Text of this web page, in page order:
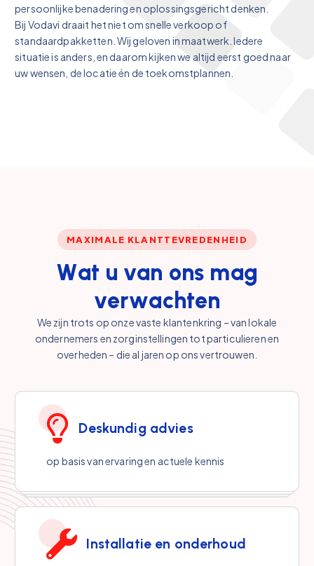
persoonlijke benadering en oplossingsgericht denken.
Bij Vodavi draait het niet om snelle verkoop of
standaardpakketten. Wij geloven in maatwerk. Iedere
situatie is anders, en daarom kijken we altijd eerst goed naar
uw wensen, de locatie én de toekomstplannen.
MAXIMALE KLANTTEVREDENHEID
Wat u van ons mag
verwachten
We zijn trots op onze vaste klantenkring – van lokale
ondernemers en zorginstellingen tot particulieren en
overheden – die al jaren op ons vertrouwen.
Deskundig advies
op basis van ervaring en actuele kennis
Installatie en onderhoud